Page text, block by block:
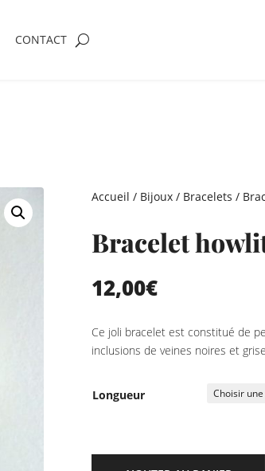
CONTACT
Accueil / Bijoux/ Bracelets /
Bracelet
12,00€
Ce joli bracelet est constitué de
inclusions de veines noires et
Longueur